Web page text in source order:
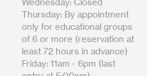
Thursday: By appointment
only for educational groups
of 6 or more (reservation at
least 72 hours in advance)
Friday: 11am - 6pm (last